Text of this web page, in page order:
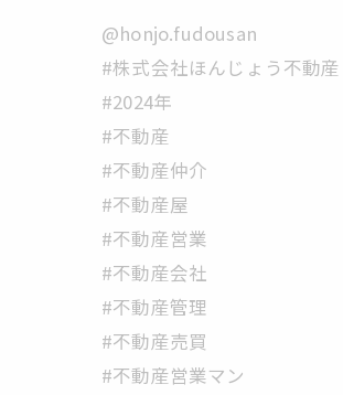
@honjo.fudousan
#株式会社ほんじょう不動産
#2024年
#不動産
#不動産仲介
#不動産屋
#不動産営業
#不動産会社
#不動産管理
#不動産売買
#不動産営業マン